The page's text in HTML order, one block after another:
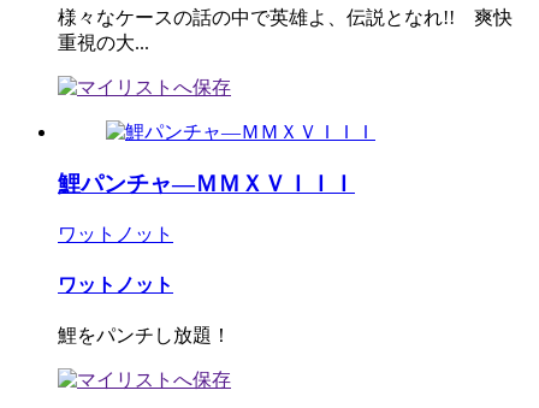
様々なケースの話の中で英雄よ、伝説となれ!! 爽快
重視の大...
鯉パンチャ―ＭＭＸＶＩＩＩ
ワットノット
ワットノット
鯉をパンチし放題！